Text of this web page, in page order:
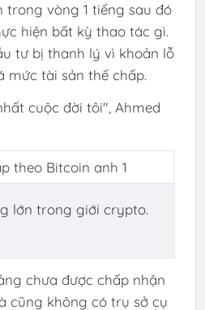
trong vòng 1 tiếng sau đó
hiện bất kỳ thao tác gì.
tư bị thanh lý vì khoản lỗ
mức tài sản thế chấp.
cuộc đời tôi", Ahmed
lớn trong giới crypto.
chưa được chấp nhận
cũng không có trụ sở cụ